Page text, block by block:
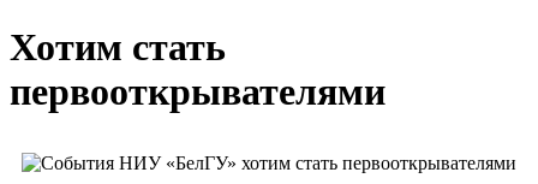
Хотим стать
первооткрывателями